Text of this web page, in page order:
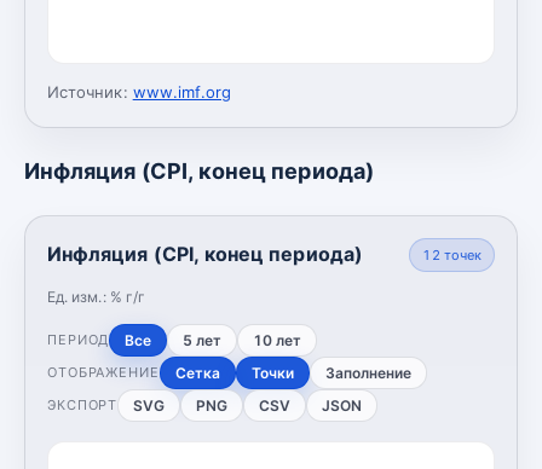
Источник: www.imf.org
Инфляция (CPI, конец периода)
Инфляция (CPI, конец периода)
Ед. изм.: % г/г
12 точек
ПЕРИОД Все 5 лет 10 лет
ОТОБРАЖЕНИЕ Сетка Точки Заполнение
ЭКСПОРТ SVG PNG CSV JSON